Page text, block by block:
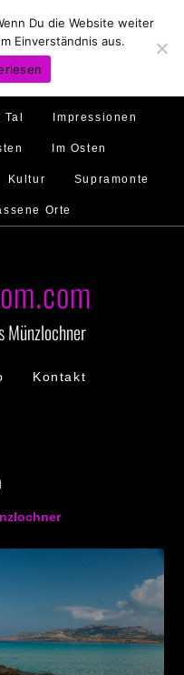
Feste feiern
Impressionen
Im Osten
Kultur Supramonte
Orte
Münzlochner
Kontakt
Du die Website weiter
Einverständnis aus.